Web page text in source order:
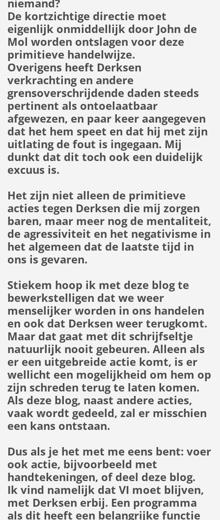
De kortzichtige directie moet
eigenlijk onmiddellijk door John de
Mol worden ontslagen voor deze
primitieve handelwijze.
Overigens heeft Derksen
verkrachting en andere
grensoverschrijdende daden steeds
pertinent als ontoelaatbaar
afgewezen, en paar keer aangegeven
dat het hem speet en dat hij met zijn
uitlating de fout is ingegaan. Mij
dunkt dat dit toch ook een duidelijk
excuus is.
Het zijn niet alleen de primitieve
acties tegen Derksen die mij zorgen
baren, maar meer nog de mentaliteit,
de agressiviteit en het negativisme in
het algemeen dat de laatste tijd in
ons is gevaren.
Stiekem hoop ik met deze blog te
bewerkstelligen dat we weer
menselijker worden in ons handelen
en ook dat Derksen weer terugkomt.
Maar dat gaat met dit schrijfseltje
natuurlijk nooit gebeuren. Alleen als
er een uitgebreide actie komt, is er
wellicht een mogelijkheid om hem op
zijn schreden terug te laten komen.
Als deze blog, naast andere acties,
vaak wordt gedeeld, zal er misschien
een kans ontstaan.
Dus als je het met me eens bent: voer
ook actie, bijvoorbeeld met
handtekeningen, of deel deze blog.
Ik vind namelijk dat VI moet blijven,
met Derksen erbij. Een programma
als dit heeft een belangrijke functie